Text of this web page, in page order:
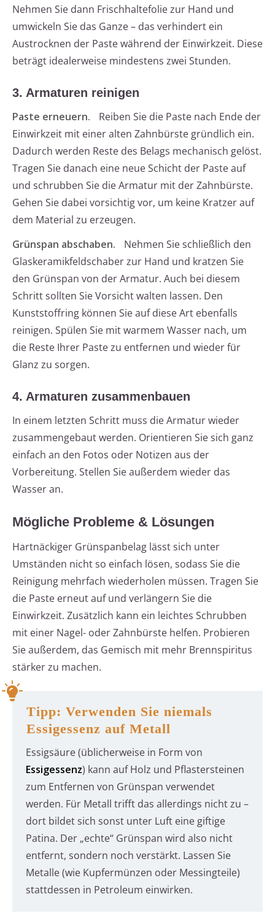
Nehmen Sie dann Frischhaltefolie zur Hand und
umwickeln Sie das Ganze – das verhindert ein
Austrocknen der Paste während der Einwirkzeit. Diese
beträgt idealerweise mindestens zwei Stunden.
3. Armaturen reinigen
Paste erneuern.
Reiben Sie die Paste nach Ende der
Einwirkzeit mit einer alten Zahnbürste gründlich ein.
Dadurch werden Reste des Belags mechanisch gelöst.
Tragen Sie danach eine neue Schicht der Paste auf
und schrubben Sie die Armatur mit der Zahnbürste.
Gehen Sie dabei vorsichtig vor, um keine Kratzer auf
dem Material zu erzeugen.
Grünspan abschaben.
Nehmen Sie schließlich den
Glaskeramikfeldschaber zur Hand und kratzen Sie
den Grünspan von der Armatur. Auch bei diesem
Schritt sollten Sie Vorsicht walten lassen. Den
Kunststoffring können Sie auf diese Art ebenfalls
reinigen. Spülen Sie mit warmem Wasser nach, um
die Reste Ihrer Paste zu entfernen und wieder für
Glanz zu sorgen.
4. Armaturen zusammenbauen
In einem letzten Schritt muss die Armatur wieder
zusammengebaut werden. Orientieren Sie sich ganz
einfach an den Fotos oder Notizen aus der
Vorbereitung. Stellen Sie außerdem wieder das
Wasser an.
Mögliche Probleme & Lösungen
Hartnäckiger Grünspanbelag lässt sich unter
Umständen nicht so einfach lösen, sodass Sie die
Reinigung mehrfach wiederholen müssen. Tragen Sie
die Paste erneut auf und verlängern Sie die
Einwirkzeit. Zusätzlich kann ein leichtes Schrubben
mit einer Nagel- oder Zahnbürste helfen. Probieren
Sie außerdem, das Gemisch mit mehr Brennspiritus
stärker zu machen.
Tipp: Verwenden Sie niemals
Essigessenz auf Metall
Essigsäure (üblicherweise in Form von
Essigessenz) kann auf Holz und Pflastersteinen
zum Entfernen von Grünspan verwendet
werden. Für Metall trifft das allerdings nicht zu –
dort bildet sich sonst unter Luft eine giftige
Patina. Der „echte“ Grünspan wird also nicht
entfernt, sondern noch verstärkt. Lassen Sie
Metalle (wie Kupfermünzen oder Messingteile)
stattdessen in Petroleum einwirken.